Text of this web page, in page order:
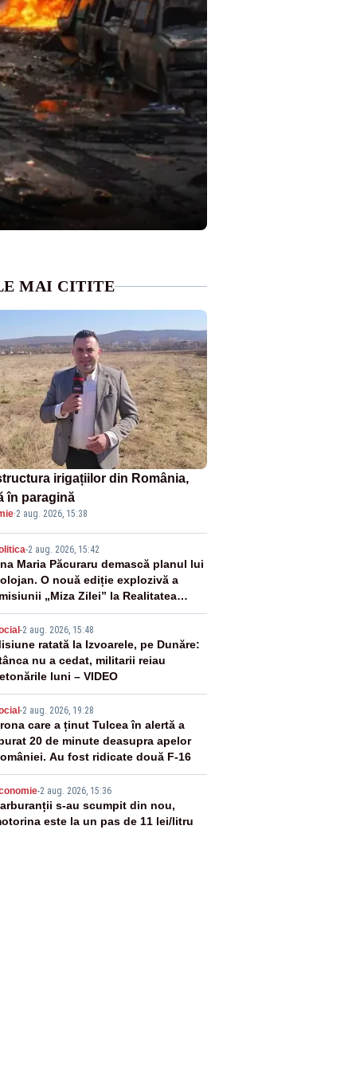
MAI CITITE
irigațiilor din România,
în paragină
·2 aug. 2026, 15:38
-2 aug. 2026, 15:42
Maria Păcuraru demască planul lui
O nouă ediție explozivă a
„Miza Zilei” la Realitatea
-2 aug. 2026, 15:48
ratată la Izvoarele, pe Dunăre:
nu a cedat, militarii reiau
luni – VIDEO
-2 aug. 2026, 19:28
care a ținut Tulcea în alertă a
20 de minute deasupra apelor
Au fost ridicate două F-16
-2 aug. 2026, 15:36
s-au scumpit din nou,
este la un pas de 11 lei/litru